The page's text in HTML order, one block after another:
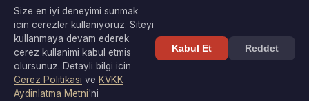
Site Haritası
© 2026 Kültür Denizi. Tüm hakları saklıdır. |
Size en iyi deneyimi sunmak
icin cerezler kullaniyoruz. Siteyi
kullanmaya devam ederek
cerez kullanimi kabul etmis
olursunuz. Detayli bilgi icin
Cerez Politikasi ve KVKK
Aydinlatma Metni'ni
Kabul Et Reddet